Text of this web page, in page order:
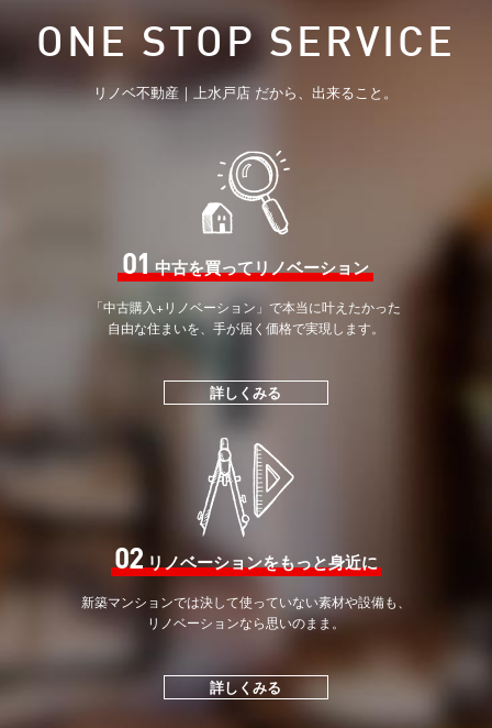
ONE STOP SERVICE
リノベ不動産｜上水戸店 だから、出来ること。
01中古を買ってリノベーション
「中古購入+リノベーション」で本当に叶えたかった
自由な住まいを、手が届く価格で実現します。
詳しくみる
02リノベーションをもっと身近に
新築マンションでは決して使っていない素材や設備も、
リノベーションなら思いのまま。
詳しくみる